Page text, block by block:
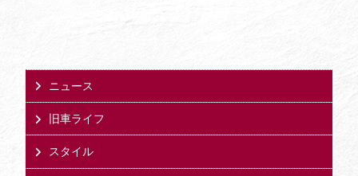
ニュース
旧車ライフ
スタイル